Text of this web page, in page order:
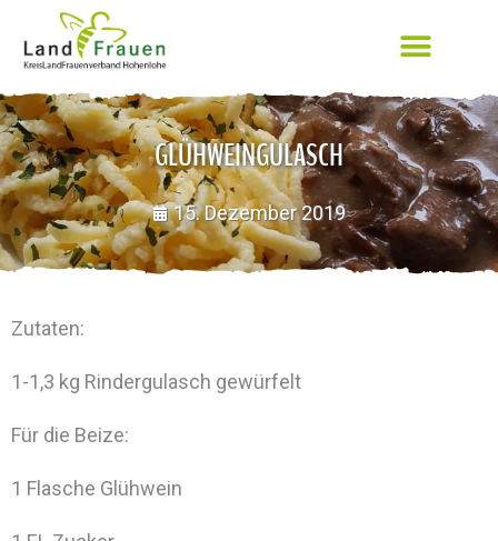
GLÜHWEINGULASCH
15. Dezember 2019
Zutaten:
1-1,3 kg Rindergulasch gewürfelt
Für die Beize:
1 Flasche Glühwein